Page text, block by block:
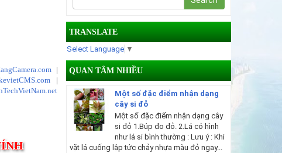
|
|
TRANSLATE
Select Language ▼
QUAN TÂM NHIỀU
Một số đặc điểm nhận dạng
cây si đỏ
Một số đặc điểm nhận dạng cây
si đỏ 1.Búp đo đỏ. 2.Lá có hình
như lá si bình thường : Lưu ý : Khi
vặt lá cuống lập tức chảy nhựa màu đỏ ngay...